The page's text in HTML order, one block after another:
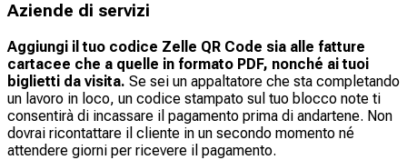
Aziende di servizi
Aggiungi il tuo codice Zelle QR Code sia alle fatture
cartacee che a quelle in formato PDF, nonché ai tuoi
biglietti da visita. Se sei un appaltatore che sta completando
un lavoro in loco, un codice stampato sul tuo blocco note ti
consentirà di incassare il pagamento prima di andartene. Non
dovrai ricontattare il cliente in un secondo momento né
attendere giorni per ricevere il pagamento.